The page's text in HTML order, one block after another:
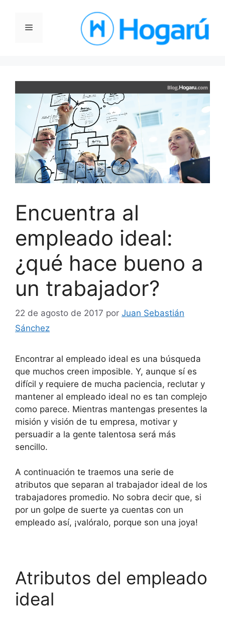
contenidoMenú
Encuentra al
empleado ideal:
¿qué hace bueno a
un trabajador?
22 de agosto de 2017 por Juan Sebastián
Sánchez
Encontrar al empleado ideal es una búsqueda
que muchos creen imposible. Y, aunque sí es
difícil y requiere de mucha paciencia, reclutar y
mantener al empleado ideal no es tan complejo
como parece. Mientras mantengas presentes la
misión y visión de tu empresa, motivar y
persuadir a la gente talentosa será más
sencillo.
A continuación te traemos una serie de
atributos que separan al trabajador ideal de los
trabajadores promedio. No sobra decir que, si
por un golpe de suerte ya cuentas con un
empleado así, ¡valóralo, porque son una joya!
Atributos del empleado
ideal